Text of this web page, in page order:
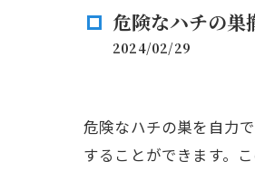
危険なハチの巣
2024/02/29
危険なハチの巣を自力
することができます。